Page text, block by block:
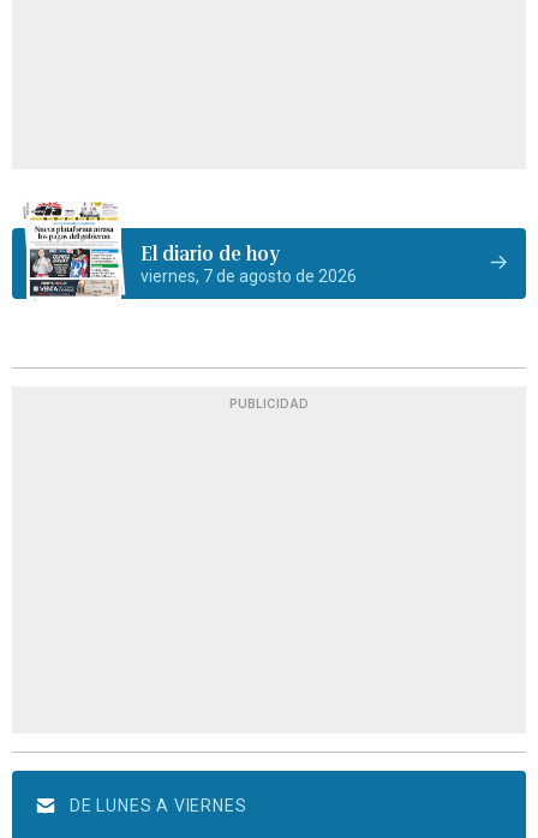
El diario de hoy
viernes, 7 de agosto de 2026
PUBLICIDAD
DE LUNES A VIERNES